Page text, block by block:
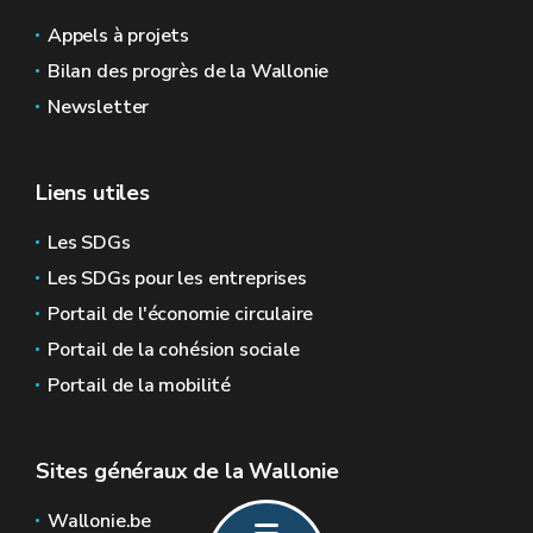
Appels à projets
Bilan des progrès de la Wallonie
Newsletter
Liens utiles
Les SDGs
Les SDGs pour les entreprises
Portail de l'économie circulaire
Portail de la cohésion sociale
Portail de la mobilité
Sites généraux de la Wallonie
Wallonie.be